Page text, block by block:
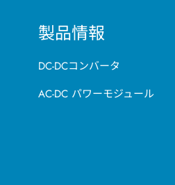
製品情報
DC-DCコンバータ
AC-DC パワーモジュール